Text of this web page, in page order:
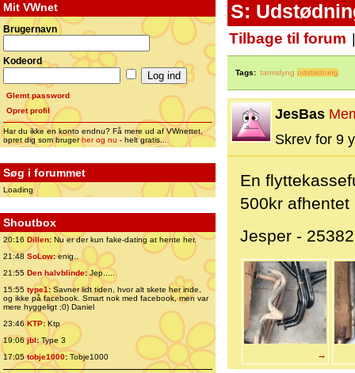
Mit VWnet
Brugernavn
Kodeord
Glemt password
Opret profil
Har du ikke en konto endnu? Få mere ud af VWnettet,
opret dig som brugerher og nu - helt gratis...
Søg i forummet
Loading
Shoutbox
20:16 Dillen: Nu er der kun fake-dating at hente her.
21:48 SoLow:enig..
21:55 Den halvblinde:Jep.....
15:55 type1:Savner lidt tiden, hvor alt skete her inde,
og ikke på facebook. Smart nok med facebook, men var
mere hyggeligt ;0) Daniel
23:46 KTP:Ktp
19:06jbl:Type 3
17:05tobje1000: Tobje1000
S:
Tilbage til forum
Tags: tarmslyng udstødning
JesBas
Skrev for 9
En
500kr
Jesper -
→